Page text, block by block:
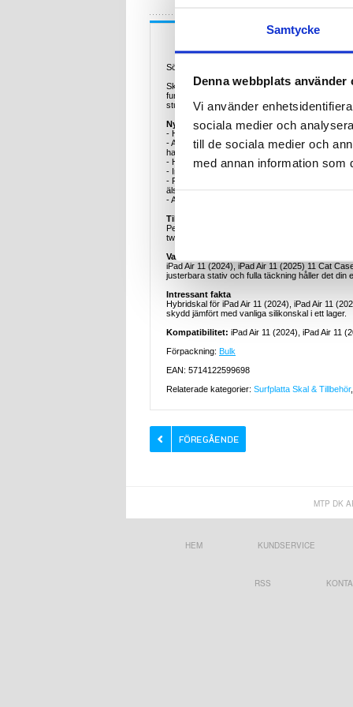
Samtycke
Denna webbplats använder
Vi använder
sociala medier och
till de sociala medier och
med annan information som
Söt katt-hybridfodral med kickstand, axelrem
Skydda din iPad Air 11 (2024), iPad Air 11
funktionalitet i åtanke. Dess hybridkonstruktion
studenter och alla som älskar lekfullt skydd med
Nyckelfunktioner
- Hybridskydd i två lager - Tillverkat av
- Adorable Cat Kickstand - Har ett 3-vinkel
handsfree.
- Heltäckande skydd - Ger ett komplett skydd
- Inbyggd pennhållare - Håller din penna säker
- Rolig och snygg design - Dekorerad med 3D-
älska.
- Avtagbar axelrem - Levereras med en
Tillämplig för
Perfekt för barn, familjer och iPad Air 11 (2024),
twist. Perfekt för att studera, titta på, rita eller
Varför du kommer att älska det
iPad Air 11 (2024), iPad Air 11 (2025) 11 Cat
justerbara stativ och fulla täckning håller det din
Intressant fakta
Hybridskal för iPad Air 11 (2024), iPad Air 11
skydd jämfört med vanliga silikonskal i ett lager.
Kompatibilitet: iPad Air 11 (2024), iPad Air 11
Förpackning: Bulk
EAN: 5714122599698
Relaterade kategorier: Surfplatta Skal & Tillbehör
MTP DK
HEM KUNDSERVICE
RSS